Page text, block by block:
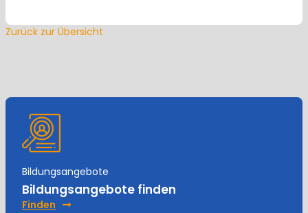
Zurück zur Übersicht
Bildungsangebote
Bildungsangebote finden
Finden